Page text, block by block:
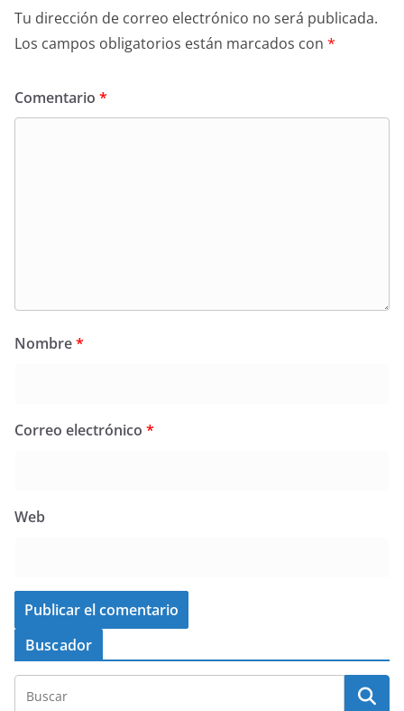
Tu dirección de correo electrónico no será publicada.
Los campos obligatorios están marcados con *
Comentario *
Nombre*
Correo electrónico *
Web
Buscador